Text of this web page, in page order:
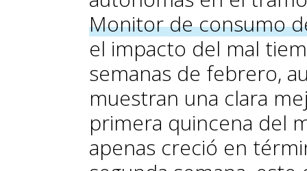
Monitor de consumo
el impacto del mal
semanas de febrero,
muestran una clara
primera quincena del
apenas creció en